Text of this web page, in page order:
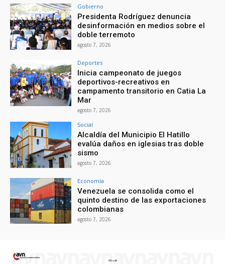
Gobierno
Presidenta Rodríguez denuncia
desinformación en medios sobre el
doble terremoto
agosto 7, 2026
Deportes
Inicia campeonato de juegos
deportivos-recreativos en
campamento transitorio en Catia La
Mar
agosto 7, 2026
Social
Alcaldía del Municipio El Hatillo
evalúa daños en iglesias tras doble
sismo
agosto 7, 2026
Economía
Venezuela se consolida como el
quinto destino de las exportaciones
colombianas
agosto 7, 2026